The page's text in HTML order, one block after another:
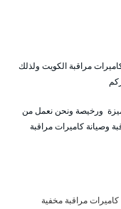
مراقبة الكويت ولذلك
ورخيصة ونحن نعمل من
وصيانة كاميرات مراقبة
مراقبة مخفية